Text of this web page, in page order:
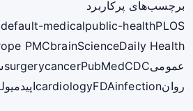
برچسب‌های پرکاربرد
default-medicalpublic-healthPLOS
PMCbrainScienceDaily Health
عمومی
surgerycancerPubMedCDC
روان
cardiologyFDAinfection